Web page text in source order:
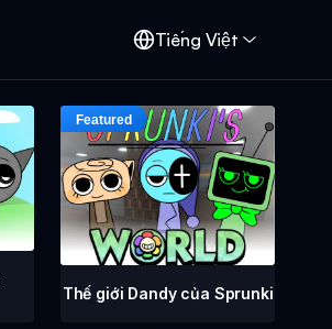
Tiếng Việt
Thế giới Dandy của Sprunki